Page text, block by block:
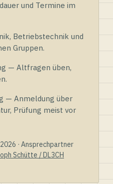
und Termine im
Betriebstechnik und
Gruppen.
— Altfragen üben,
— Anmeldung über
Prüfung meist vor
· Ansprechpartner
Schütte / DL3CH